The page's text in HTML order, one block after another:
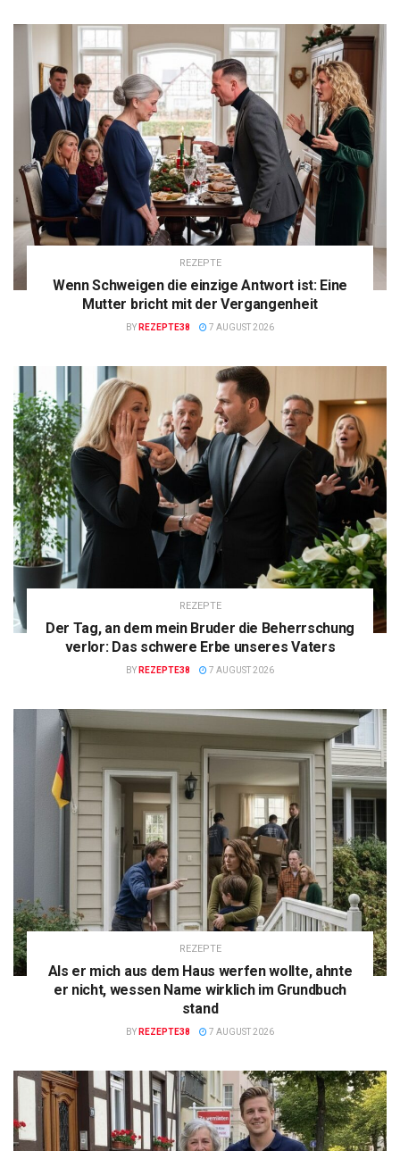
REZEPTE
Wenn Schweigen die einzige Antwort ist: Eine
Mutter bricht mit der Vergangenheit
BY REZEPTE38 7 AUGUST 2026
REZEPTE
Der Tag, an dem mein Bruder die Beherrschung
verlor: Das schwere Erbe unseres Vaters
BY REZEPTE38 7 AUGUST 2026
REZEPTE
Als er mich aus dem Haus werfen wollte, ahnte
er nicht, wessen Name wirklich im Grundbuch
stand
BY REZEPTE38 7 AUGUST 2026